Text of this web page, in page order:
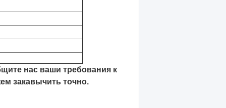
нас ваши требования к
закавычить точно.